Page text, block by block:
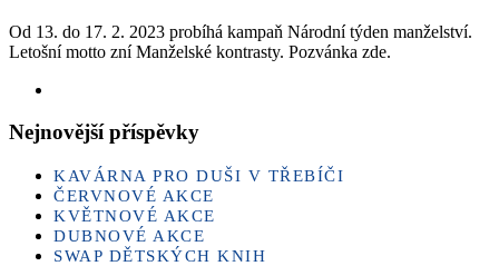
Od 13. do 17. 2. 2023 probíhá kampaň Národní týden manželství.
Letošní motto zní Manželské kontrasty. Pozvánka zde.
Nejnovější příspěvky
KAVÁRNA PRO DUŠI V TŘEBÍČI
ČERVNOVÉ AKCE
KVĚTNOVÉ AKCE
DUBNOVÉ AKCE
SWAP DĚTSKÝCH KNIH